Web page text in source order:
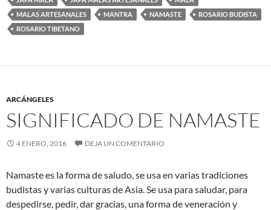
MALAS ARTESANALES
MANTRA NAMASTE
ROSARIO BUDISTA
ROSARIO TIBETANO
ARCÁNGELES
SIGNIFICADO DE NAMASTE
4 ENERO, 2016 DEJA UN COMENTARIO
Namaste es la forma de saludo, se usa en varias tradiciones
budistas y varias culturas de Asia. Se usa para saludar, para
despedirse, pedir, dar gracias, una forma de veneración y